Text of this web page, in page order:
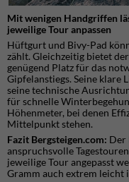
Mit wenigen Handgriffen
jeweilige Tour anpassen
Hüftgurt und Bivy-Pad
zählt. Gleichzeitig bietet
genügend Platz für das
Gipfelanstiegs. Seine klare
seine technische
für schnelle
Höhenmeter, bei denen
Mittelpunkt stehen.
Fazit Bergsteigen.com: Der
anspruchsvolle
jeweilige Tour angepasst
Gramm auch extrem leicht